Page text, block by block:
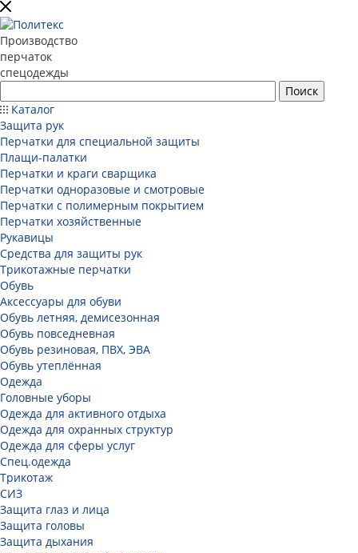
Производство
перчаток
спецодежды
Каталог
Защита рук
Перчатки для специальной защиты
Плащи-палатки
Перчатки и краги сварщика
Перчатки одноразовые и смотровые
Перчатки с полимерным покрытием
Перчатки хозяйственные
Рукавицы
Средства для защиты рук
Трикотажные перчатки
Обувь
Аксессуары для обуви
Обувь летняя, демисезонная
Обувь повседневная
Обувь резиновая, ПВХ, ЭВА
Обувь утеплённая
Одежда
Головные уборы
Одежда для активного отдыха
Одежда для охранных структур
Одежда для сферы услуг
Спец.одежда
Трикотаж
СИЗ
Защита глаз и лица
Защита головы
Защита дыхания